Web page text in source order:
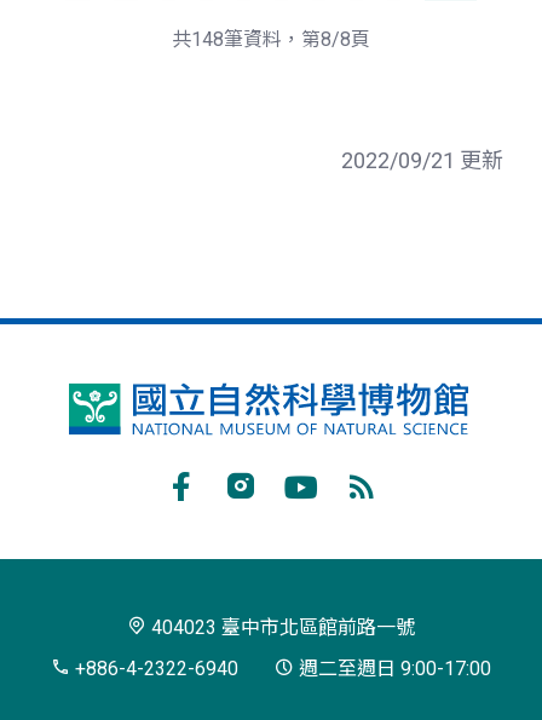
共148筆資料，第8/8頁
2022/09/21 更新
國
博
閱
404023 臺中市北區館前路一號
+886-4-2322-6940
週二至週日 9:00-17:00